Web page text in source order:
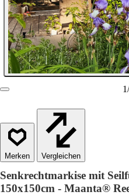
1/
Vergleichen
Senkrechtmarkise mit
150x150cm - Maanta®